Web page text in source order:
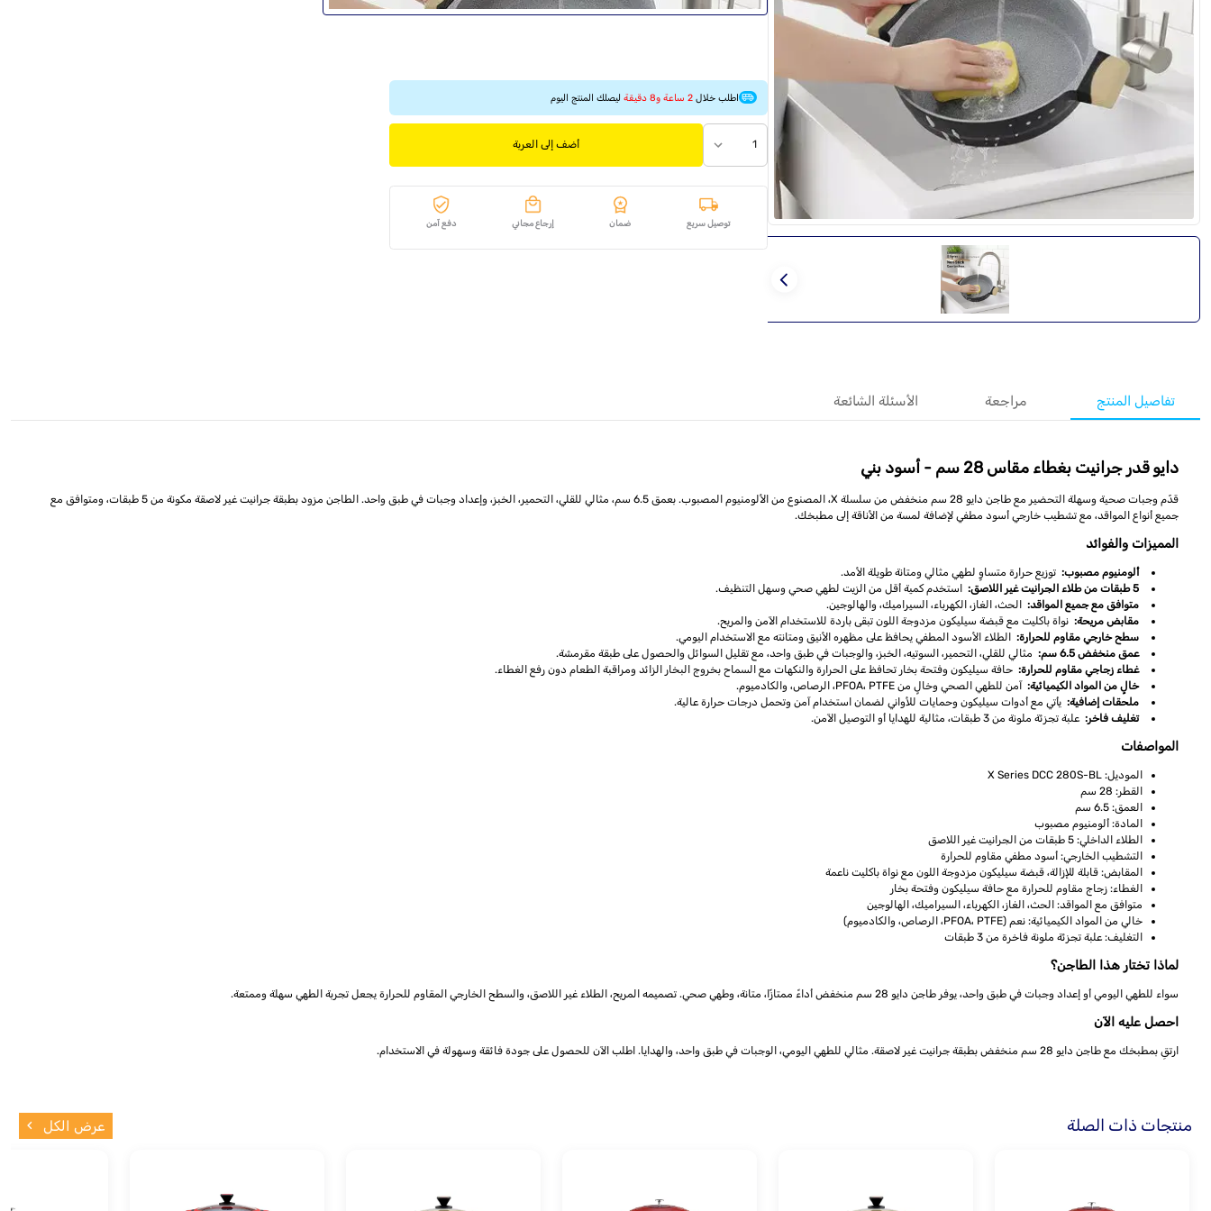
اطلب خلال2 ساعة و8 دقيقة ليصلك المنتج اليوم
1 أضف إلى العربة
توصيل سريع ضمان إرجاع مجاني دفع آمن
تفاصيل المنتج مراجعة الأسئلة الشائعة
دايو قدر جرانيت بغطاء مقاس 28 سم - أسود بني
قدّم وجبات صحية وسهلة التحضير مع طاجن دايو 28 سم منخفض من سلسلة X، المصنوع من الألومنيوم المصبوب. بعمق 6.5 سم، مثالي للقلي، التحمير، الخبز، وإعداد وجبات في طبق واحد. الطاجن مزود بطبقة جرانيت غير لاصقة مكونة من 5 طبقات، ومتوافق مع
جميع أنواع المواقد، مع تشطيب خارجي أسود مطفي لإضافة لمسة من الأناقة إلى مطبخك.
المميزات والفوائد
ألومنيوم مصبوب: توزيع حرارة متساوٍ لطهي مثالي ومتانة طويلة الأمد.
5 طبقات من طلاء الجرانيت غير اللاصق:
استخدم كمية أقل من الزيت لطهي صحي وسهل التنظيف.
متوافق مع جميع المواقد:
الحث، الغاز، الكهرباء، السيراميك، والهالوجين.
مقابض مريحة: نواة باكليت مع قبضة سيليكون مزدوجة اللون تبقى باردة للاستخدام الآمن والمريح.
سطح خارجي مقاوم للحرارة:
الطلاء الأسود المطفي يحافظ على مظهره الأنيق ومتانته مع الاستخدام اليومي.
عمق منخفض 6.5 سم:
مثالي للقلي، التحمير، السوتيه، الخبز، والوجبات في طبق واحد، مع تقليل السوائل والحصول على طبقة مقرمشة.
غطاء زجاجي مقاوم للحرارة: حافة سيليكون وفتحة بخار تحافظ على الحرارة والنكهات مع السماح بخروج البخار الزائد ومراقبة الطعام دون رفع الغطاء.
خالٍ من المواد الكيميائية: آمن للطهي الصحي وخالٍ من PFOA، PTFE، الرصاص، والكادميوم.
ملحقات إضافية: يأتي مع أدوات سيليكون وحمايات للأواني لضمان استخدام آمن وتحمل درجات حرارة عالية.
تغليف فاخر: علبة تجزئة ملونة من 3 طبقات، مثالية للهدايا أو التوصيل الآمن.
المواصفات
الموديل: X Series DCC 280S-BL
القطر: 28 سم
العمق: 6.5 سم
المادة: ألومنيوم مصبوب
الطلاء الداخلي: 5 طبقات من الجرانيت غير اللاصق
التشطيب الخارجي: أسود مطفي مقاوم للحرارة
المقابض: قابلة للإزالة، قبضة سيليكون مزدوجة اللون مع نواة باكليت ناعمة
الغطاء: زجاج مقاوم للحرارة مع حافة سيليكون وفتحة بخار
متوافق مع المواقد: الحث، الغاز، الكهرباء، السيراميك، الهالوجين
خالي من المواد الكيميائية: نعم (PFOA، PTFE، الرصاص، والكادميوم)
التغليف: علبة تجزئة ملونة فاخرة من 3 طبقات
لماذا تختار هذا الطاجن؟
سواء للطهي اليومي أو إعداد وجبات في طبق واحد، يوفر طاجن دايو 28 سم منخفض أداءً ممتازًا، متانة، وطهي صحي. تصميمه المريح، الطلاء غير اللاصق، والسطح الخارجي المقاوم للحرارة يجعل تجربة الطهي سهلة وممتعة.
احصل عليه الآن
ارتقِ بمطبخك مع طاجن دايو 28 سم منخفض بطبقة جرانيت غير لاصقة. مثالي للطهي اليومي، الوجبات في طبق واحد، والهدايا. اطلب الآن للحصول على جودة فائقة وسهولة في الاستخدام.
منتجات ذات الصلة عرض الكل